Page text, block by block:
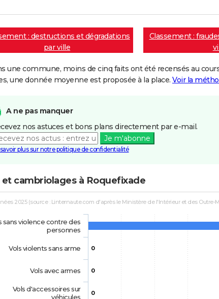
: destructions et dégradations
par ville
Classement :
une commune, moins de cinq faits ont été recensés au
une donnée moyenne est proposée à la place. Voir la
A ne pas manquer
nos astuces et bons plans directement par e-mail.
Je m'abonne
plus sur notre politique de confidentialité
et cambriolages à Roquefixade
2025 (source : Linternaute.com d'après le Ministère de l'Intérieur et des Outre-
0
0
0
sans violence contre des
personnes
Vols violents sans arme
Vols avec armes
Vols d'accessoires sur
véhicules